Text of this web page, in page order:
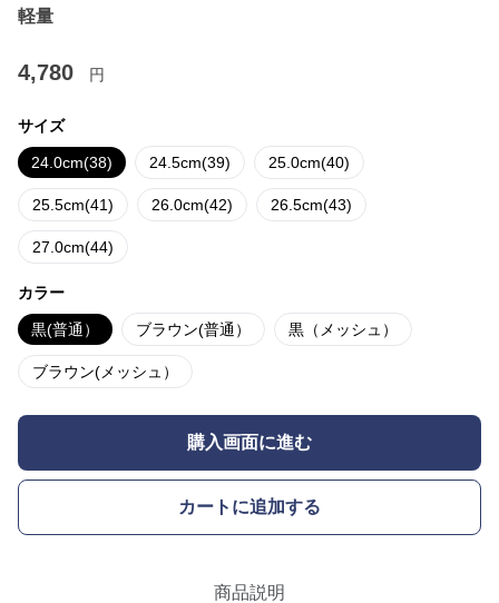
軽量
4,780 円
サイズ
24.0cm(38) 24.5cm(39) 25.0cm(40)
25.5cm(41) 26.0cm(42) 26.5cm(43)
27.0cm(44)
カラー
黒(普通） ブラウン(普通） 黒（メッシュ）
ブラウン(メッシュ）
購入画面に進む
カートに追加する
商品説明